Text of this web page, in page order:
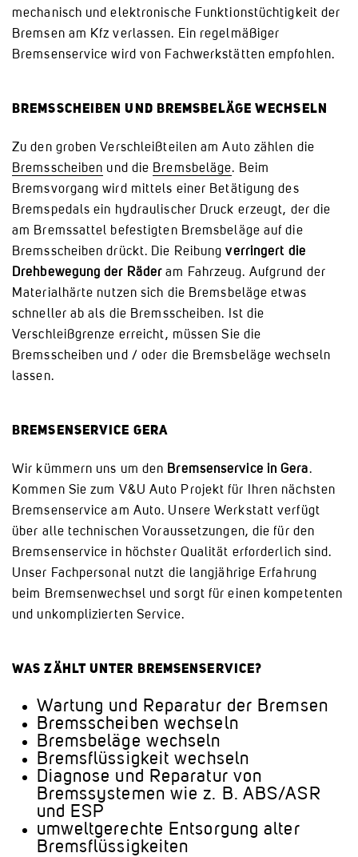
mechanisch und elektronische Funktionstüchtigkeit der
Bremsen am Kfz verlassen. Ein regelmäßiger
Bremsenservice wird von Fachwerkstätten empfohlen.
BREMSSCHEIBEN UND BREMSBELÄGE WECHSELN
Zu den groben Verschleißteilen am Auto zählen die
Bremsscheiben und die Bremsbeläge. Beim
Bremsvorgang wird mittels einer Betätigung des
Bremspedals ein hydraulischer Druck erzeugt, der die
am Bremssattel befestigten Bremsbeläge auf die
Bremsscheiben drückt. Die Reibungverringert die
Drehbewegung der Räder am Fahrzeug. Aufgrund der
Materialhärte nutzen sich die Bremsbeläge etwas
schneller ab als die Bremsscheiben. Ist die
Verschleißgrenze erreicht, müssen Sie die
Bremsscheiben und / oder die Bremsbeläge wechseln
lassen.
BREMSENSERVICE GERA
Wir kümmern uns um den Bremsenservice in Gera.
Kommen Sie zum V&U Auto Projekt für Ihren nächsten
Bremsenservice am Auto. Unsere Werkstatt verfügt
über alle technischen Voraussetzungen, die für den
Bremsenservice in höchster Qualität erforderlich sind.
Unser Fachpersonal nutzt die langjährige Erfahrung
beim Bremsenwechsel und sorgt für einen kompetenten
und unkomplizierten Service.
WAS ZÄHLT UNTER BREMSENSERVICE?
Wartung und Reparatur der Bremsen
Bremsscheiben wechseln
Bremsbeläge wechseln
Bremsflüssigkeit wechseln
Diagnose und Reparatur von
Bremssystemen wie z. B. ABS/ASR
und ESP
umweltgerechte Entsorgung alter
Bremsflüssigkeiten